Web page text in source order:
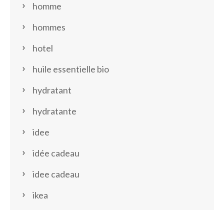
homme
hommes
hotel
huile essentielle bio
hydratant
hydratante
idee
idée cadeau
idee cadeau
ikea